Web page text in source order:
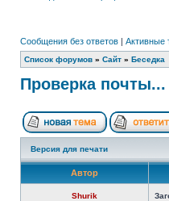
Сообщения без ответов | Активные
Список форумов » Сайт » Беседка
Проверка почты...
Версия для печати
Автор
Shurik